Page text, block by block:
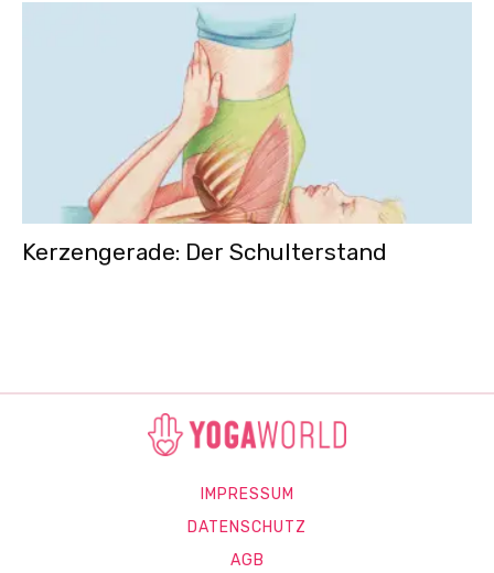
Kerzengerade: Der Schulterstand
IMPRESSUM
DATENSCHUTZ
AGB